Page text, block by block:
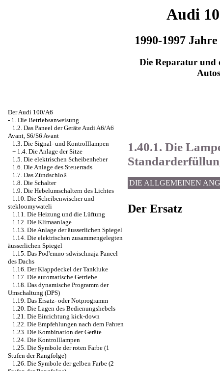
Audi
1990-1997
Die Reparatur und
Autos
Der Audi 100/A6
- 1. Die Betriebsanweisung
1.2. Das Paneel der Geräte Audi A6/A6
Avant, S6/S6 Avant
1.3. Die Signal- und Kontrolllampen
+ 1.4. Die Anlage der Sitze
1.5. Die elektrischen Scheibenheber
1.6. Die Anlage des Steuerrads
1.7. Das Zündschloß
1.8. Die Schalter
1.9. Die Hebelumschaltern des Lichtes
1.10. Die Scheibenwischer und
stekloomywateli
1.11. Die Heizung und die Lüftung
1.12. Die Klimaanlage
1.13. Die Anlage der äusserlichen Spiegel
1.14. Die elektrischen zusammengelegten
äusserlichen Spiegel
1.15. Das Pod'emno-sdwischnaja Paneel
des Dachs
1.16. Der Klappdeckel der Tankluke
1.17. Die automatische Getriebe
1.18. Das dynamische Programm der
Umschaltung (DPS)
1.19. Das Ersatz- oder Notprogramm
1.20. Die Lagen des Bedienungshebels
1.21. Die Einrichtung kick-down
1.22. Die Empfehlungen nach dem Fahren
1.23. Die Kombination der Geräte
1.24. Die Kontrolllampen
1.25. Die Symbole der roten Farbe (1
Stufen der Rangfolge)
1.26. Die Symbole der gelben Farbe (2
1.40.1. Die
DIE ALLGEMEINEN
Der Ersatz